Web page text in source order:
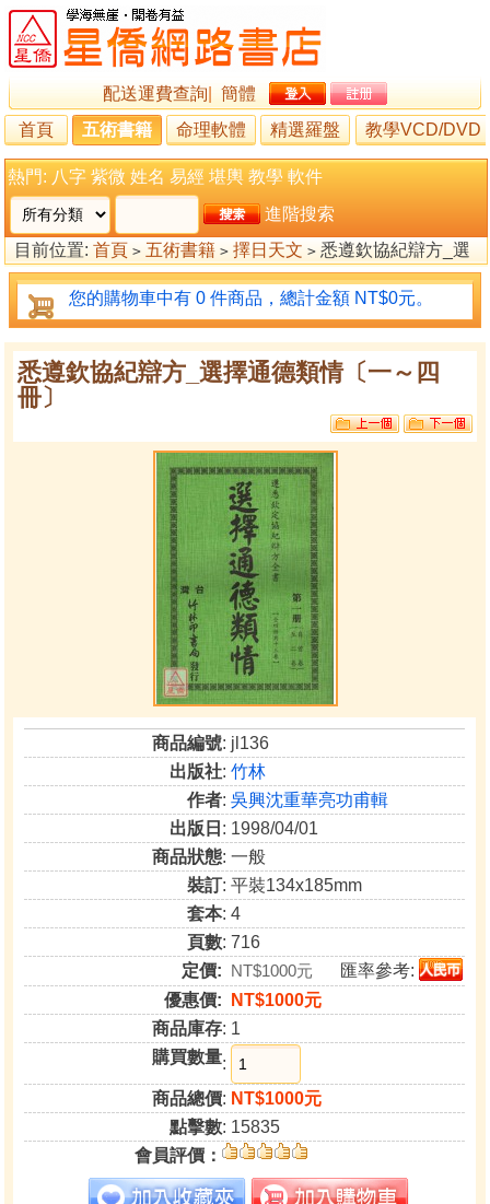
配送運費查詢
簡體
首頁
五術書籍 命理軟體 精選羅盤 教學VCD/DVD
熱門: 八字 紫微 姓名 易經 堪輿 教學 軟件
進階搜索
目前位置: 首頁 > 五術書籍 > 擇日天文 > 悉遵欽協紀辯方_選
擇通德類情〔一～四冊〕
您的購物車中有 0 件商品，總計金額 NT$0元。
悉遵欽協紀辯方_選擇通德類情〔一～四
冊〕
商品編號: jl136
出版社:竹林
作者:吳興沈重華亮功甫輯
出版日 : 1998/04/01
商品狀態: 一般
裝訂: 平裝134x185mm
套本: 4
頁數: 716
定價: NT$1000元
匯率參考:
優惠價:
NT$1000元
商品庫存: 1
購買數量:
商品總價: NT$1000元
點擊數: 15835
會員評價：